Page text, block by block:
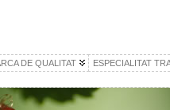
DE QUALITAT ESPECIALITAT